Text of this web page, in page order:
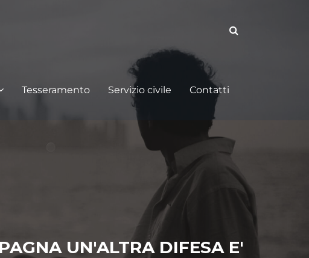
Tesseramento Servizio civile Contatti
UN'ALTRA DIFESA E'